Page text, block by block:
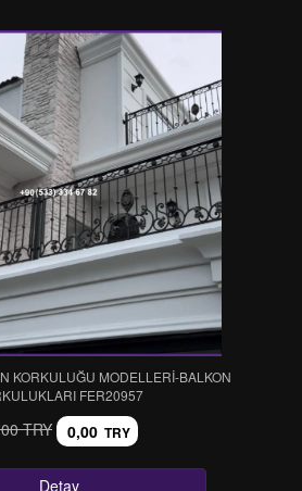
KORKULUĞU MODELLERİ-BALKON
FER20957
TRY 0,00 TRY
Detay